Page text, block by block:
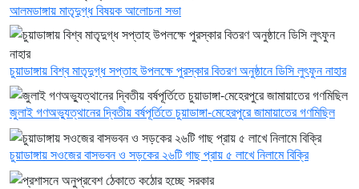
আলমডাঙ্গায় মাতৃদুগ্ধ বিষয়ক আলোচনা সভা
চুয়াডাঙ্গায় বিশ্ব মাতৃদুগ্ধ সপ্তাহ উপলক্ষে পুরস্কার বিতরণ অনুষ্ঠানে ডিসি লুৎফুন নাহার
জুলাই গণঅভ্যুত্থানের দ্বিতীয় বর্ষপূর্তিতে চুয়াডাঙ্গা-মেহেরপুরে জামায়াতের গণমিছিল
চুয়াডাঙ্গায় সওজের বাসভবন ও সড়কের ২৬টি গাছ প্রায় ৫ লাখে নিলামে বিক্রি